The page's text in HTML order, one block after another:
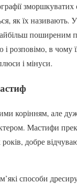
зморшкуватих
як їх називають. У
поширеним
розповімо, в чому
і мінуси.
корінням, але
Мастифи
добре
способи